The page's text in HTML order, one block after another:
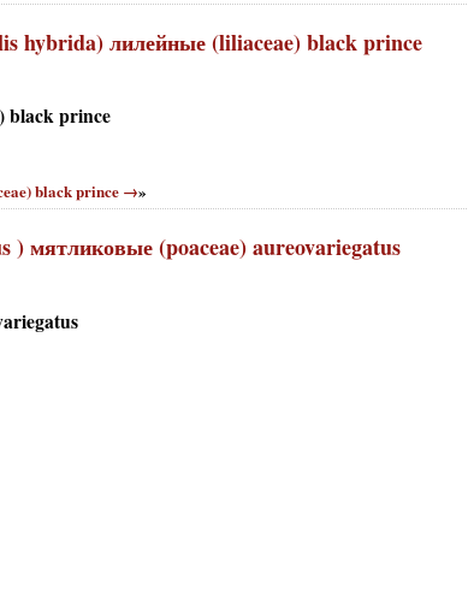
hybrida) лилейные (liliaceae) black prince
black prince
black prince →»
) мятликовые (poaceae) aureovariegatus